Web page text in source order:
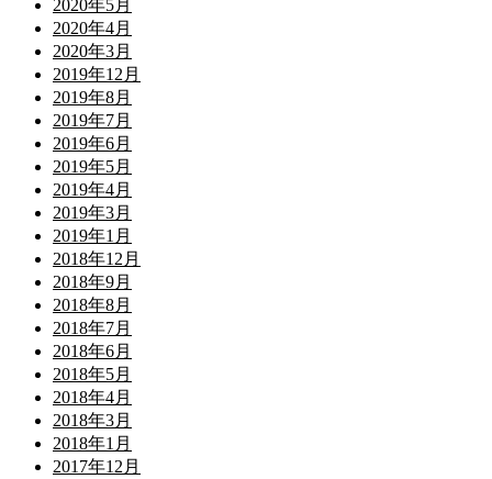
2020年5月
2020年4月
2020年3月
2019年12月
2019年8月
2019年7月
2019年6月
2019年5月
2019年4月
2019年3月
2019年1月
2018年12月
2018年9月
2018年8月
2018年7月
2018年6月
2018年5月
2018年4月
2018年3月
2018年1月
2017年12月